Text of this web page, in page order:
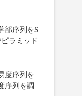
部序列をS
ラミッド
度序列を
序列を調